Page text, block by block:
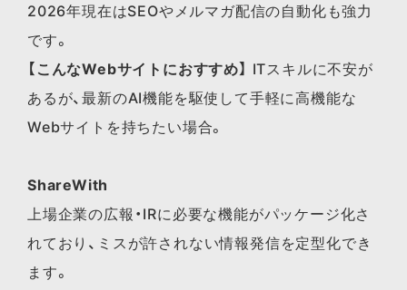
2026年現在はSEOやメルマガ配信の自動化も強力
です。
【こんなWebサイトにおすすめ】 ITスキルに不安が
あるが、最新のAI機能を駆使して手軽に高機能な
Webサイトを持ちたい場合。
ShareWith
上場企業の広報・IRに必要な機能がパッケージ化さ
れており、ミスが許されない情報発信を定型化でき
ます。